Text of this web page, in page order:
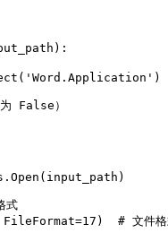
False）
式
# 文件格